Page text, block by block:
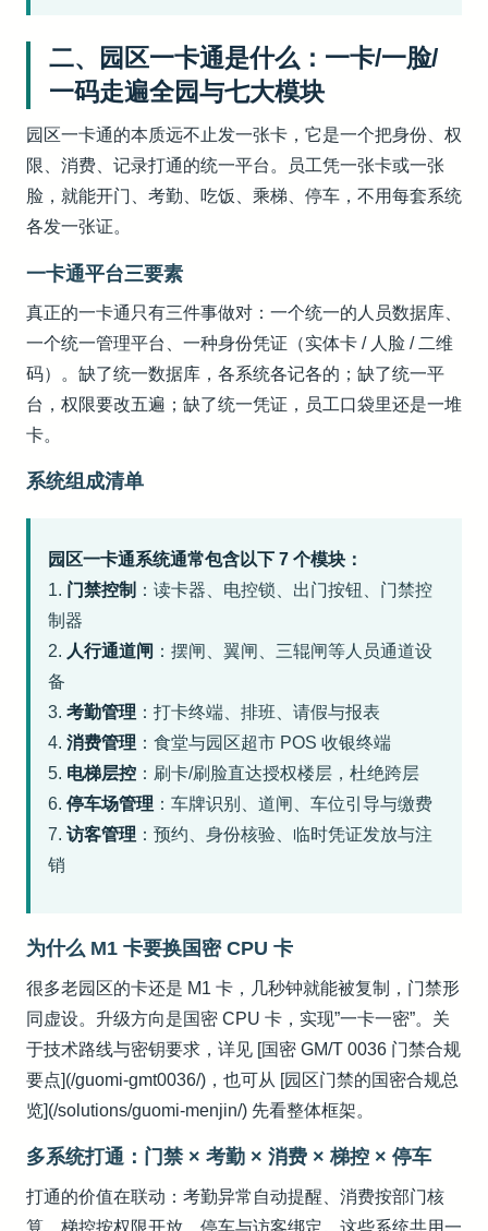
二、园区一卡通是什么：一卡/一脸/
一码走遍全园与七大模块
园区一卡通的本质远不止发一张卡，它是一个把身份、权
限、消费、记录打通的统一平台。员工凭一张卡或一张
脸，就能开门、考勤、吃饭、乘梯、停车，不用每套系统
各发一张证。
一卡通平台三要素
真正的一卡通只有三件事做对：一个统一的人员数据库、
一个统一管理平台、一种身份凭证（实体卡 / 人脸 / 二维
码）。缺了统一数据库，各系统各记各的；缺了统一平
台，权限要改五遍；缺了统一凭证，员工口袋里还是一堆
卡。
系统组成清单
园区一卡通系统通常包含以下 7 个模块：
1. 门禁控制 ：读卡器、电控锁、出门按钮、门禁控
制器
2. 人行通道闸 ：摆闸、翼闸、三辊闸等人员通道设
备
3. 考勤管理 ：打卡终端、排班、请假与报表
4. 消费管理 ：食堂与园区超市 POS 收银终端
5. 电梯层控 ：刷卡/刷脸直达授权楼层，杜绝跨层
6. 停车场管理 ：车牌识别、道闸、车位引导与缴费
7. 访客管理 ：预约、身份核验、临时凭证发放与注
销
为什么 M1 卡要换国密 CPU 卡
很多老园区的卡还是 M1 卡，几秒钟就能被复制，门禁形
同虚设。升级方向是国密 CPU 卡，实现”一卡一密”。关
于技术路线与密钥要求，详见 [国密 GM/T 0036 门禁合规
要点](/guomi-gmt0036/)，也可从 [园区门禁的国密合规总
览](/solutions/guomi-menjin/) 先看整体框架。
多系统打通：门禁 × 考勤 × 消费 × 梯控 × 停车
打通的价值在联动：考勤异常自动提醒、消费按部门核
算、梯控按权限开放、停车与访客绑定。这些系统共用一